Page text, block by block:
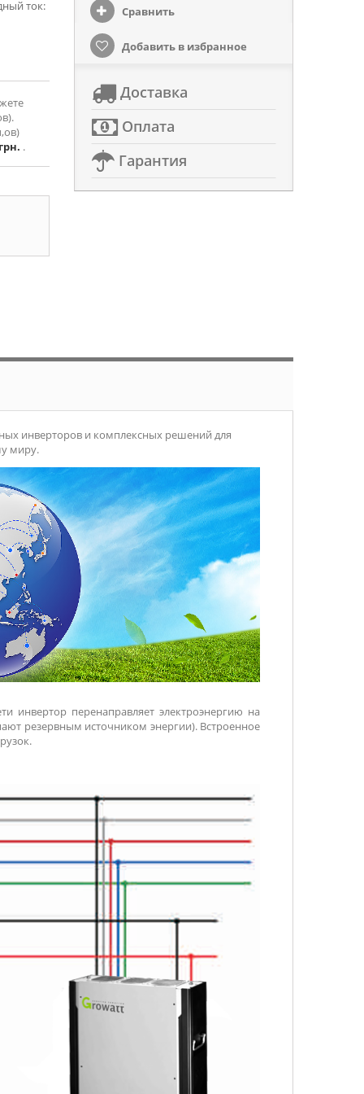
ток:
.
Сравнить
Добавить в избранное
Доставка
Оплата
Гарантия
инверторов и комплексных решений для
миру.
инвертор перенаправляет электроэнергию на
резервным источником энергии). Встроенное